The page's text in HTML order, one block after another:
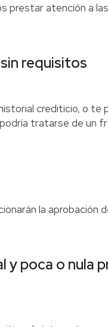
prestar atención a
requisitos
crediticio, o te
tratarse de un
la aprobación
y poca o nula